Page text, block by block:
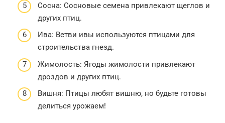
Сосна: Сосновые семена привлекают щеглов и
других птиц.
Ива: Ветви ивы используются птицами для
строительства гнезд.
Жимолость: Ягоды жимолости привлекают
дроздов и других птиц.
Вишня: Птицы любят вишню, но будьте готовы
делиться урожаем!